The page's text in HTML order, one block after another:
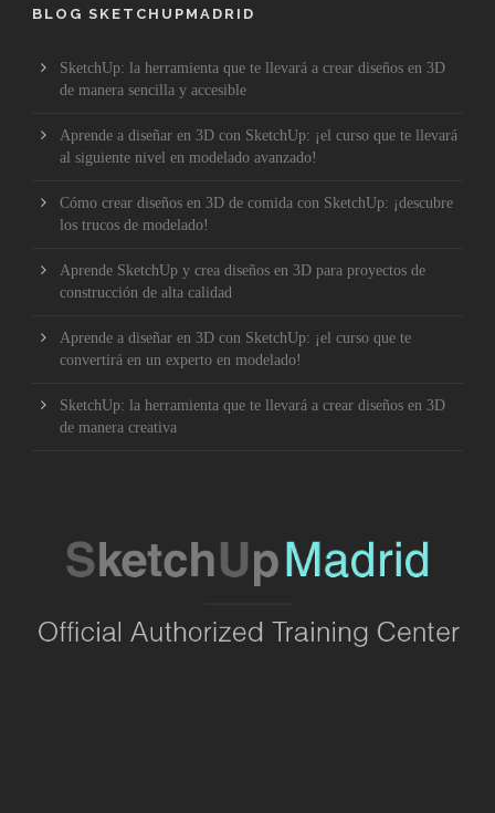
BLOG SKETCHUPMADRID
SketchUp: la herramienta que te llevará a crear diseños en 3D
de manera sencilla y accesible
Aprende a diseñar en 3D con SketchUp: ¡el curso que te llevará
al siguiente nivel en modelado avanzado!
Cómo crear diseños en 3D de comida con SketchUp: ¡descubre
los trucos de modelado!
Aprende SketchUp y crea diseños en 3D para proyectos de
construcción de alta calidad
Aprende a diseñar en 3D con SketchUp: ¡el curso que te
convertirá en un experto en modelado!
SketchUp: la herramienta que te llevará a crear diseños en 3D
de manera creativa